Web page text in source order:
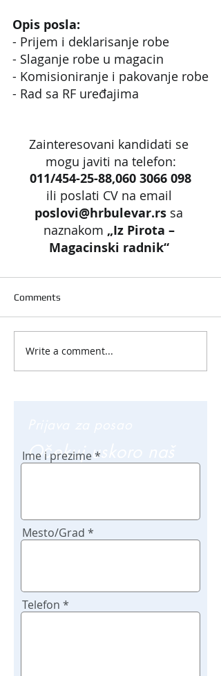
Opis posla:
- Prijem i deklarisanje robe
- Slaganje robe u magacin
- Komisioniranje i pakovanje robe
- Rad sa RF uređajima
Zainteresovani kandidati se
mogu javiti na telefon:
011/454-25-88,060 3066 098
ili poslati CV na email
poslovi@hrbulevar.rs sa
naznakom „Iz Pirota –
Magacinski radnik“
Comments
Write a comment...
Očekuj uskoro naš
Ime i prezime
Mesto/Grad
Telefon